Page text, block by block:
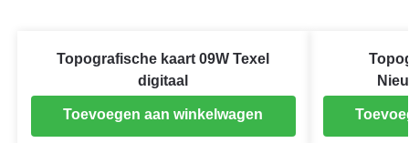
Topografische kaart 09W Texel
digitaal
Toevoegen aan winkelwagen